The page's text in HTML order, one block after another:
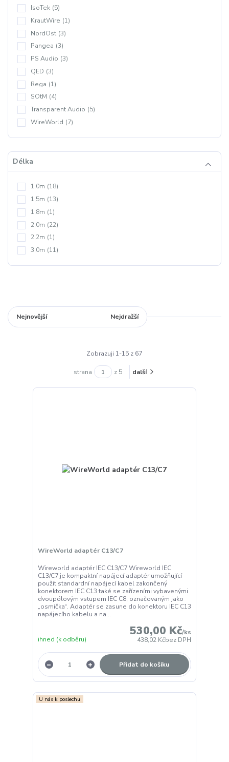
IsoTek (5)
KrautWire (1)
NordOst (3)
Pangea (3)
PS Audio (3)
QED (3)
Rega (1)
SOtM (4)
Transparent Audio (5)
WireWorld (7)
Délka
1,0m (18)
1,5m (13)
1,8m (1)
2,0m (22)
2,2m (1)
3,0m (11)
Nejnovější Nejdražší
Zobrazuji 1-15 z 67
strana z 5 další
WireWorld adaptér C13/C7
Wireworld adaptér IEC C13/C7 Wireworld IEC
C13/C7 je kompaktní napájecí adaptér umožňující
použít standardní napájecí kabel zakončený
konektorem IEC C13 také se zařízeními vybavenými
dvoupólovým vstupem IEC C8, označovaným jako
„osmička“. Adaptér se zasune do konektoru IEC C13
napájecího kabelu a na...
530,00 Kč/ks
438,02 Kčbez DPH
ihned (k odběru)
Přidat do košíku
U nás k poslechu